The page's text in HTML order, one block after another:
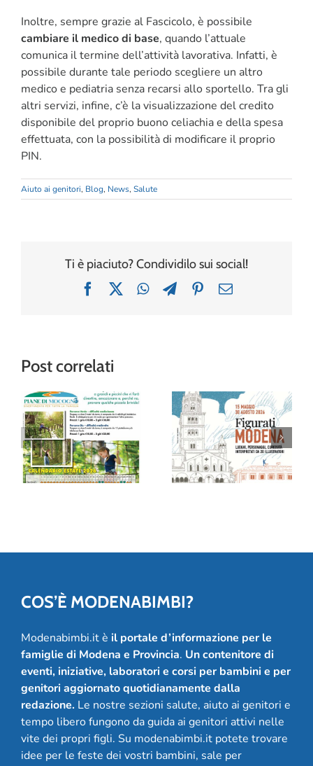
Inoltre, sempre grazie al Fascicolo, è possibile
cambiare il medico di base, quando l’attuale
comunica il termine dell’attività lavorativa. Infatti, è
possibile durante tale periodo scegliere un altro
medico e pediatria senza recarsi allo sportello. Tra gli
altri servizi, infine, c’è la visualizzazione del credito
disponibile del proprio buono celiachia e della spesa
effettuata, con la possibilità di modificare il proprio
PIN.
Aiuto ai genitori, Blog, News, Salute
Ti è piaciuto? Condividilo sui social!
FacebookWhatsAppTelegramPinterest
Email
Post correlati
Avventura tra gli
alberi al Family
Park delle Piane
di Mocogno
“Figurati
Modena”: al
Museo della
Figurina una
mostra (e un
album!) per
COS’È MODENABIMBI?
Modenabimbi.it è il portale d’informazione per le
famiglie di Modena e Provincia. Un contenitore di
eventi, iniziative, laboratori e corsi per bambini e per
genitori aggiornato quotidianamente dalla
redazione. Le nostre sezioni salute, aiuto ai genitori e
tempo libero fungono da guida ai genitori attivi nelle
vite dei propri figli. Su modenabimbi.it potete trovare
idee per le feste dei vostri bambini, sale per